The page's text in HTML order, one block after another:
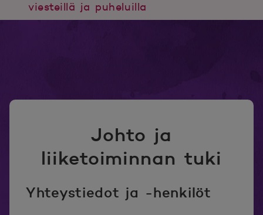
viesteillä ja puheluilla
Johto ja
liiketoiminnan tuki
Yhteystiedot ja -henkilöt